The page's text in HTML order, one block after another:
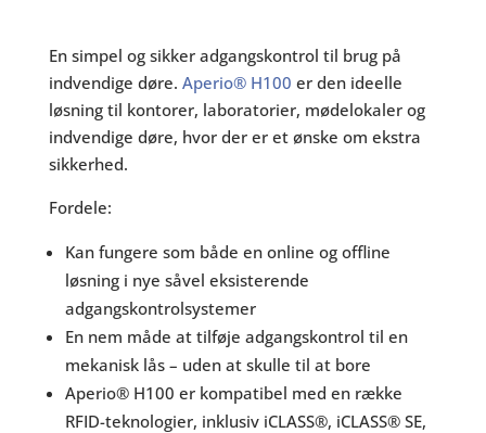
En simpel og sikker adgangskontrol til brug på
indvendige døre. Aperio® H100 er den ideelle
løsning til kontorer, laboratorier, mødelokaler og
indvendige døre, hvor der er et ønske om ekstra
sikkerhed.
Fordele:
Kan fungere som både en online og offline
løsning i nye såvel eksisterende
adgangskontrolsystemer
En nem måde at tilføje adgangskontrol til en
mekanisk lås – uden at skulle til at bore
Aperio® H100 er kompatibel med en række
RFID-teknologier, inklusiv iCLASS®, iCLASS® SE,